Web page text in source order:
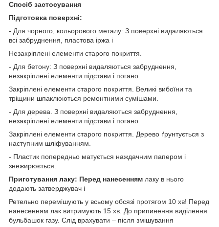
Спосіб застосування
Підготовка поверхні:
- Для чорного, кольорового металу: З поверхні видаляються
всі забруднення, пластова іржа і
Незакріплені елементи старого покриття.
- Для бетону: З поверхні видаляються забруднення,
незакріплені елементи підстави і погано
Закріплені елементи старого покриття. Великі вибоїни та
тріщини шпаклюються ремонтними сумішами.
- Для дерева. З поверхні видаляються забруднення,
незакріплені елементи підстави і погано
Закріплені елементи старого покриття. Дерево ґрунтується з
наступним шліфуванням.
- Пластик попередньо матується наждачним папером і
знежирюється.
Приготування лаку: Перед нанесенням лаку в нього
додають затверджувач і
Ретельно перемішують у всьому обсязі протягом 10 хв! Перед
нанесенням лак витримують 15 хв. До припинення виділення
бульбашок газу. Слід врахувати – після змішування